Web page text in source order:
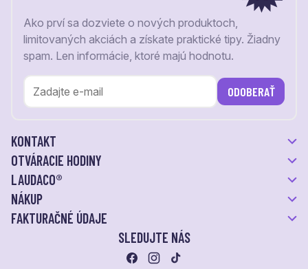
Ako prví sa dozviete o nových produktoch,
limitovaných akciách a získate praktické tipy. Žiadny
spam. Len informácie, ktoré majú hodnotu.
ODOBERAŤ
KONTAKT
OTVÁRACIE HODINY
LAUDACO®
NÁKUP
FAKTURAČNÉ ÚDAJE
SLEDUJTE NÁS